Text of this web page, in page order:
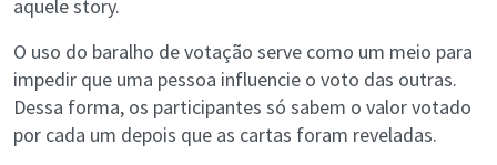
aquele story.
O uso do baralho de votação serve como um meio para
impedir que uma pessoa influencie o voto das outras.
Dessa forma, os participantes só sabem o valor votado
por cada um depois que as cartas foram reveladas.